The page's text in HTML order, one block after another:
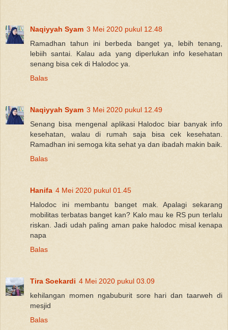
Naqiyyah Syam 3 Mei 2020 pukul 12.48
Ramadhan tahun ini berbeda banget ya, lebih tenang,
lebiih santai. Kalau ada yang diperlukan info kesehatan
senang bisa cek di Halodoc ya.
Balas
Naqiyyah Syam 3 Mei 2020 pukul 12.49
Senang bisa mengenal aplikasi Halodoc biar banyak info
kesehatan, walau di rumah saja bisa cek kesehatan.
Ramadhan ini semoga kita sehat ya dan ibadah makin baik.
Balas
Hanifa 4 Mei 2020 pukul 01.45
Halodoc ini membantu banget mak. Apalagi sekarang
mobilitas terbatas banget kan? Kalo mau ke RS pun terlalu
riskan. Jadi udah paling aman pake halodoc misal kenapa
napa
Balas
Tira Soekardi 4 Mei 2020 pukul 03.09
kehilangan momen ngabuburit sore hari dan taarweh di
mesjid
Balas